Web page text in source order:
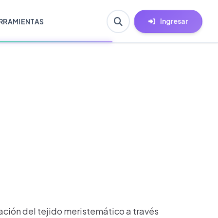
Ingresar
del tejido meristemático a través